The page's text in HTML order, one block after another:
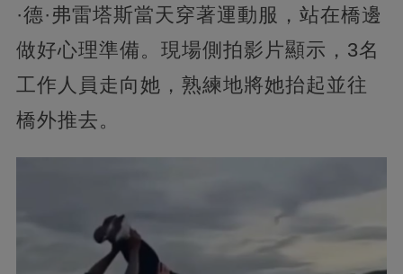
·德·弗雷塔斯當天穿著運動服，站在橋邊
做好心理準備。現場側拍影片顯示，3名
工作人員走向她，熟練地將她抬起並往
橋外推去。